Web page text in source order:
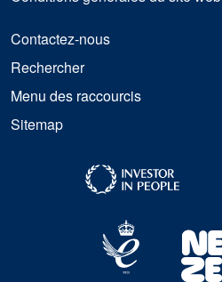
Contactez-nous
Rechercher
Menu des raccourcis
Sitemap